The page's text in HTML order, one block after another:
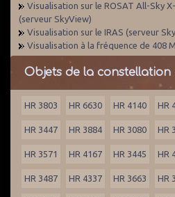
Visualisation sur le ROSAT All-Sky
(serveur SkyView)
Visualisation sur le IRAS (serveur
Visualisation à la fréquence de 408
Objets de la constellation
HR 3803 HR 6630 HR 4140 HR
HR 3447 HR 3884 HR 3080 HR
HR 3571 HR 4167 HR 3445 HR
HR 3487 HR 4337 HR 3663 HR